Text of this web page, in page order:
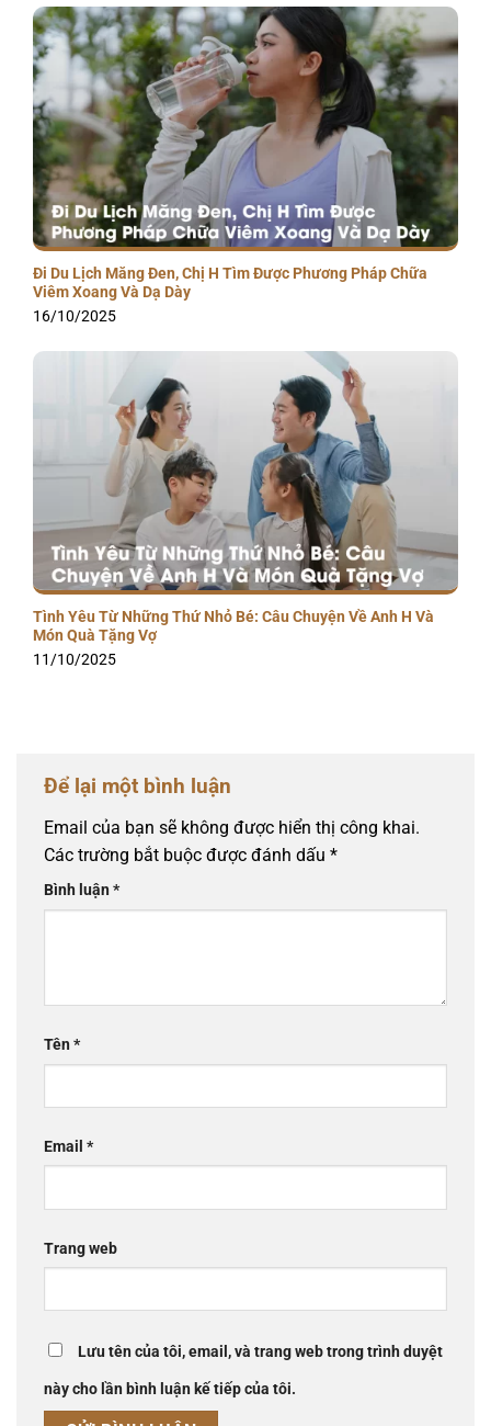
Đi Du Lịch Măng Đen, Chị H Tìm Được Phương Pháp Chữa
Viêm Xoang Và Dạ Dày
16/10/2025
Tình Yêu Từ Những Thứ Nhỏ Bé: Câu Chuyện Về Anh H Và
Món Quà Tặng Vợ
11/10/2025
Để lại một bình luận
Email của bạn sẽ không được hiển thị công khai.
Các trường bắt buộc được đánh dấu *
Bình luận*
Tên*
Email *
Trang web
Lưu tên của tôi, email, và trang web trong trình duyệt
này cho lần bình luận kế tiếp của tôi.